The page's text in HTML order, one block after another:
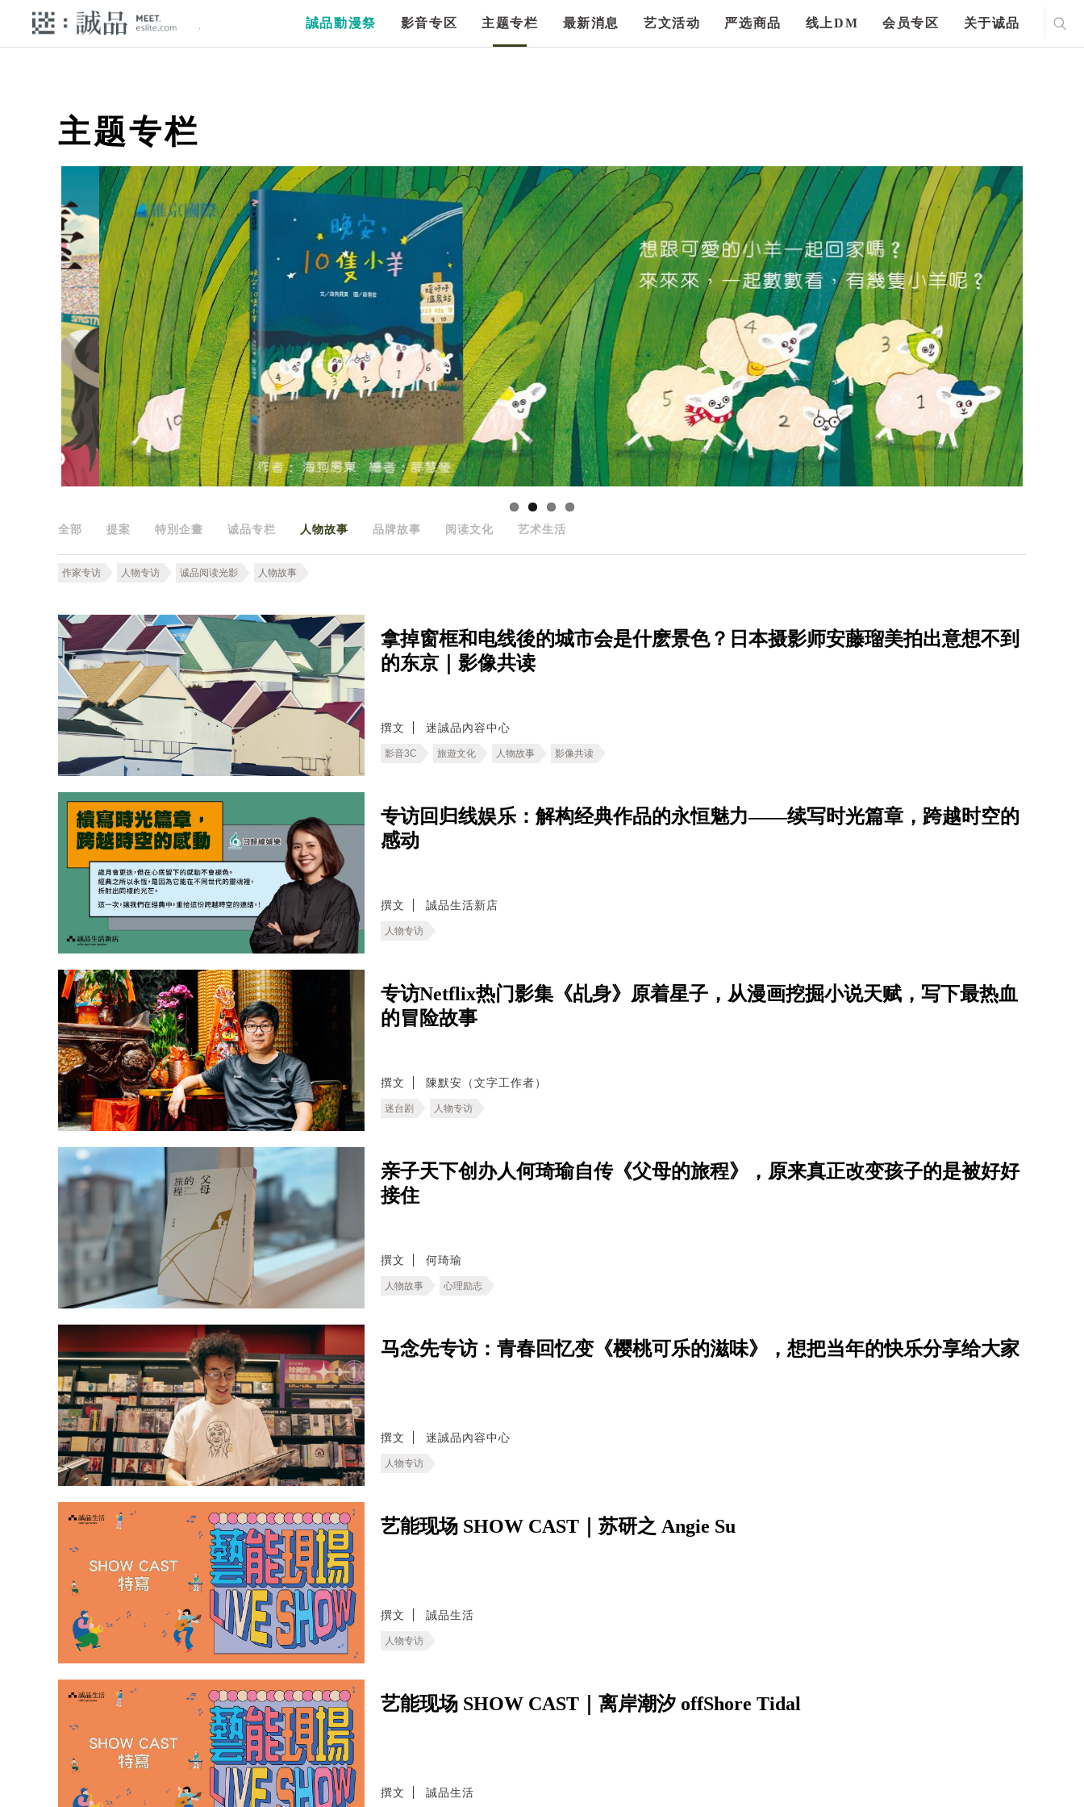
誠品動漫祭 影音专区 主题专栏 最新消息 艺文活动 严选商品 线上DM 会员专区 关于诚品
主题专栏
全部 提案 特別企畫 诚品专栏 人物故事 品牌故事 阅读文化 艺术生活
作家专访 人物专访 诚品阅读光影 人物故事
拿掉窗框和电线後的城市会是什麽景色？日本摄影师安藤瑠美拍出意想不到
的东京｜影像共读
撰文 迷誠品內容中心
影音3C 旅遊文化 人物故事 影像共读
专访回归线娱乐：解构经典作品的永恒魅力——续写时光篇章，跨越时空的
感动
撰文 誠品生活新店
人物专访
专访Netflix热门影集《乩身》原着星子，从漫画挖掘小说天赋，写下最热血
的冒险故事
撰文 陳默安（文字工作者）
迷台剧 人物专访
亲子天下创办人何琦瑜自传《父母的旅程》，原来真正改变孩子的是被好好
接住
撰文 何琦瑜
人物故事 心理励志
马念先专访：青春回忆变《樱桃可乐的滋味》，想把当年的快乐分享给大家
撰文 迷誠品內容中心
人物专访
艺能现场 SHOW CAST｜苏研之 Angie Su
撰文 誠品生活
人物专访
艺能现场 SHOW CAST｜离岸潮汐 offShore Tidal
撰文 誠品生活